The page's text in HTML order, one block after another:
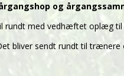
og
rundt med vedhæftet oplæg
bliver sendt rundt til trænere